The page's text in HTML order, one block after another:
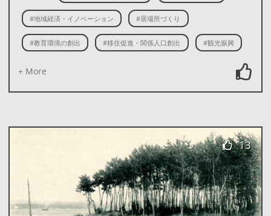
#地域経済・イノベーション #居場所づくり
#教育環境の創出 #移住促進・関係人口創出 #観光振興
+ More
13